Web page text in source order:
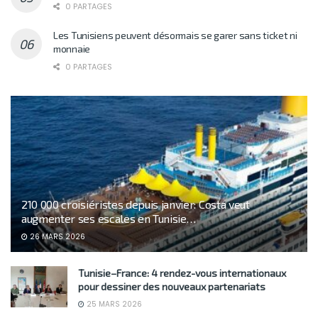
0 PARTAGES
Les Tunisiens peuvent désormais se garer sans ticket ni
monnaie
0 PARTAGES
210 000 croisiéristes depuis janvier: Costa veut
augmenter ses escales en Tunisie…
26 MARS 2026
Tunisie–France: 4 rendez-vous internationaux
pour dessiner des nouveaux partenariats
25 MARS 2026